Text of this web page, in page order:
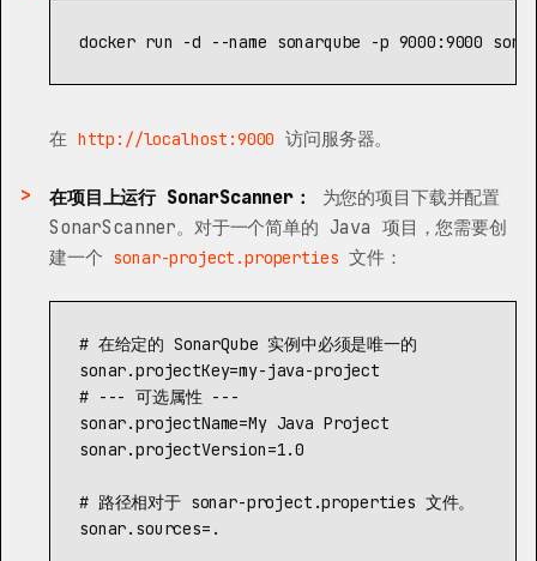
docker run -d --name sonarqube -p
在 http://localhost:9000 访问服务器。
在项目上运行 SonarScanner：
为您的项目下载并配置
SonarScanner。对于一个简单的 Java 项目，您需要创
建一个 sonar-project.properties 文件：
sonar.projectKey=my-java-project
sonar.projectName=My Java Project
sonar.projectVersion=1.0
sonar.sources= .